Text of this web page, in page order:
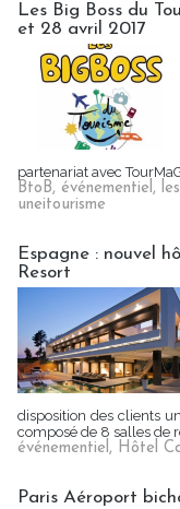
Les Big Boss du
et 28 avril 2017
partenariat avec
BtoB, événementiel,
uneitourisme
Espagne : nouvel
Resort
disposition des clients
composé de 8 salles de
événementiel, Hôtel
Paris Aéroport